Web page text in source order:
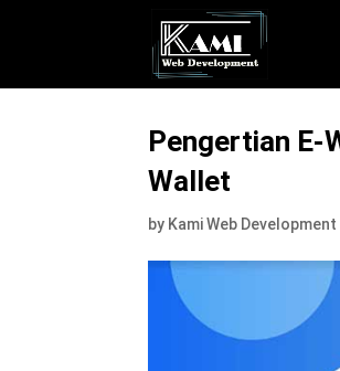
Pengertian E-
Wallet
by Kami Web Development